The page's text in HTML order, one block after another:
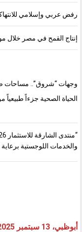
رفض عربي وإسلامي
إنتاج القمح في مصر خلال موسم 2026، يتجاوز 10
وجهات “شروق”.. مساحات
الحياة الصحية جزءاً طبيعياً
والخدمات اللوجستية برعاية
أبوظبي، 13 سبتمبر 2025